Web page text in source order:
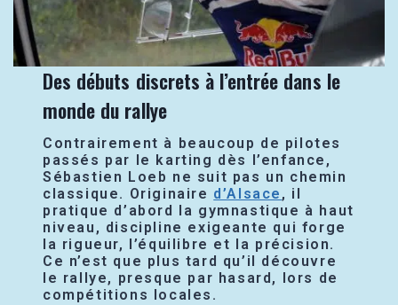
Des débuts discrets à l’entrée dans le
monde du rallye
Contrairement à beaucoup de pilotes
passés par le karting dès l’enfance,
Sébastien Loeb ne suit pas un chemin
classique. Originaire d’Alsace , il
pratique d’abord la gymnastique à haut
niveau, discipline exigeante qui forge
la rigueur, l’équilibre et la précision.
Ce n’est que plus tard qu’il découvre
le rallye, presque par hasard, lors de
compétitions locales.